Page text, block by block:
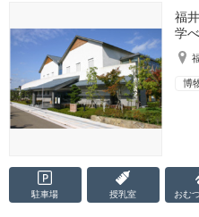
福
学
博
駐車場 授乳室 おむつ